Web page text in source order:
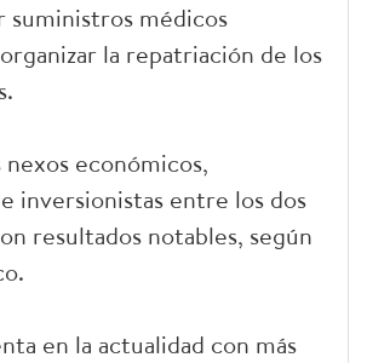
suministros médicos
la repatriación de los
económicos,
inversionistas entre los dos
resultados notables, según
en la actualidad con más